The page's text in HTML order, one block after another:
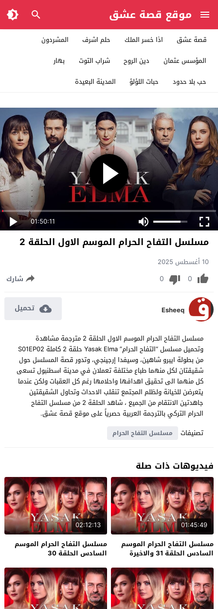
موقع قصة عشق
قصة عشق اذا خسر الملك حلم اشرف
المشردون
المؤسس عثمان
دين الروح شراب التوت
بهار
حب بلا حدود
حبات اللؤلؤ المدينة البعيدة
01:50:11
مسلسل التفاح الحرام الموسم الاول الحلقة 2
10 أغسطس 2025
0
0 شارك
Esheeq تحميل
مسلسل التفاح الحرام الموسم الاول الحلقة 2 مترجمة مشاهدة
وتحميل مسلسل “التفاح الحرام” Yasak Elma حلقة 2 كاملة S01EP02
من بطولة ايبرو شاهين، وسيفدا إرجينجي، وتدور قصة المسلسل حول
شقيقتان لكل منهما طباع مختلفة تعملان في مدينة اسطنبول تسعى
كل منهما الى تحقيق اهدافها واحلامها رغم كل العقبات ولكن عندما
يتعرضن للخيانة ولظلم المجتمع تنقلب الاحداث وتحاول الشقيقتين
جاهدتين الانتقام من الجميع ، شاهد الحلقة 2 من مسلسل التفاح
الحرام التركي بالترجمة العربية حصرياً على موقع قصة عشق.
تصنيفات
مسلسل التفاح الحرام
فيديوهات ذات صلة
01:45:49
مسلسل التفاح الحرام الموسم
السادس الحلقة 31 والاخيرة
02:12:13
مسلسل التفاح الحرام الموسم
السادس الحلقة 30